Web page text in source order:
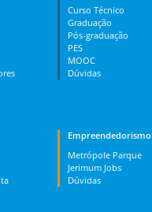
Curso Técnico
Graduação
Pós-graduação
PES
MOOC
Dúvidas
Empreendedorismo
Metrópole Parque
Jerimum Jobs
Dúvidas